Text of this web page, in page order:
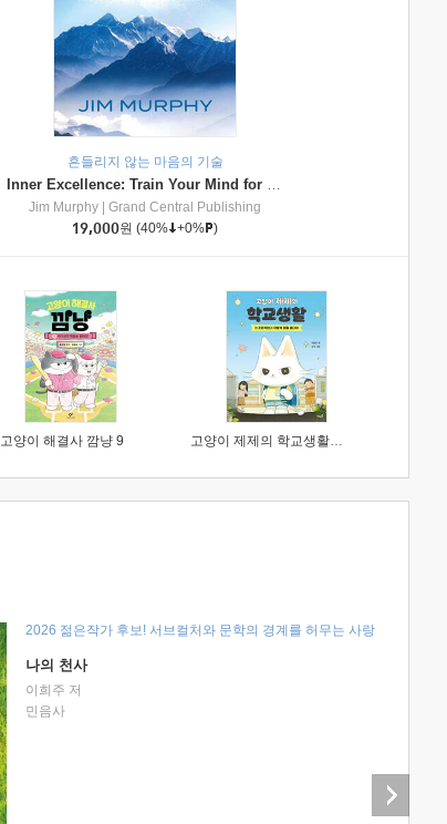
흔들리지 않는 마음의 기술
Inner Excellence: Train Your Mind for Extraordinary Performance and the Best Possible Life
Jim Murphy
Grand Central Publishing
19,000원 (40% +0% )
고양이 해결사 깜냥 9 고양이 제제의 학교생활 1 : 초등학생이 이렇게 힘들 줄이야
2026 젊은작가 후보! 서브컬처와 문학의 경계를 허무는 사랑
나의 천사
이희주 저
민음사